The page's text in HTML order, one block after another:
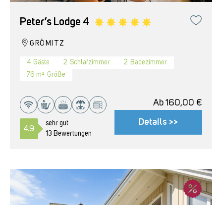
Peter’s Lodge 4
GRÖMITZ
4 Gäste 2 Schlafzimmer 2 Badezimmer
76 m² Größe
4.9
sehr gut
13 Bewertungen
Ab 160,00 €
Details >>